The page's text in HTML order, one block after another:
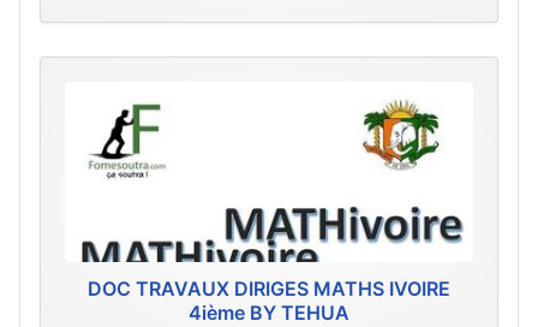
DOC TRAVAUX DIRIGES MATHS IVOIRE
4ième BY TEHUA